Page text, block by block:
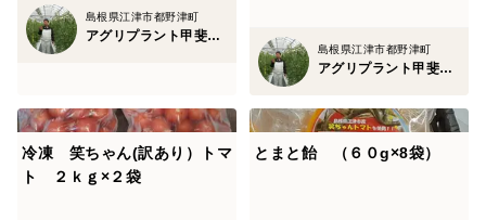
島根県江津市都野津町
アグリプラント甲斐の木
島根県江津市都野津町
アグリプラント甲斐の木
冷凍 笑ちゃん(訳あり）トマ
ト ２ｋｇ×２袋
とまと飴 （６０g×8袋）